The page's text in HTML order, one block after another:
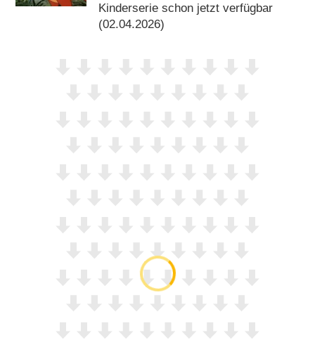
Kinderserie schon jetzt verfügbar
(02.04.2026)